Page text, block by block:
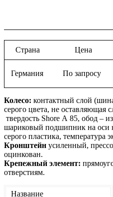
Колесо: контактный слой
серого цвета, не оставляющая
твердость Shore А 85, обод –
шариковый подшипник на оси
серого пластика, температура
Кронштейн усиленный,
оцинкован.
Крепежный элемент:
отверстиям.
Название
Страна Цена
Германия По запросу